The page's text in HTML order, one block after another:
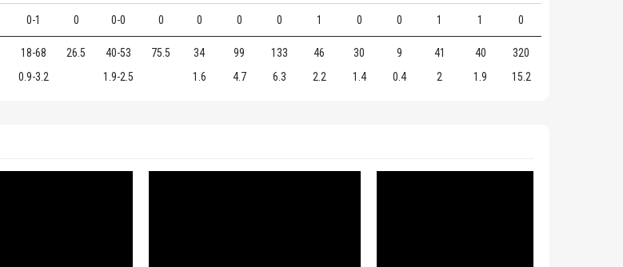
0-1 0 0-0 0 0 0 0 1 0 0 1 1 0
18-68 26.5 40-53 75.5 34 99 133 46 30 9 41 40
320
0.9-3.2 1.9-2.5 1.6 4.7 6.3 2.2 1.4 0.4 2 1.9 15.2